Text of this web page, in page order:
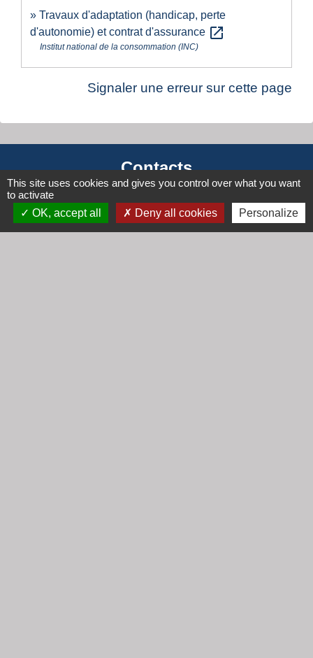
Travaux d'adaptation (handicap, perte
d'autonomie) et contrat d'assurance open_in_new
Institut national de la consommation (INC)
Signaler une erreur sur cette page
Contacts
Mairie de Cogny
438 Rue Mont Saint Guibert
69640 Cogny - FRANCE
This site uses cookies and gives you control over what you want
to activate
OK, accept all
Deny all cookies Personalize